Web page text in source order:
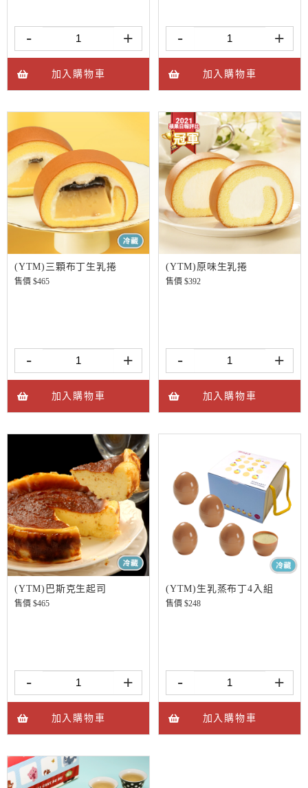
- +
加入購物車
- +
加入購物車
(YTM)三顆布丁生乳捲
售價 $465
- +
加入購物車
(YTM)原味生乳捲
售價 $392
- +
加入購物車
(YTM)巴斯克生起司
售價 $465
- +
加入購物車
(YTM)生乳蒸布丁4入組
售價 $248
- +
加入購物車